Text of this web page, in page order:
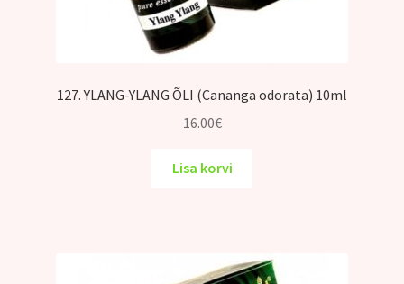
127. YLANG-YLANG ÕLI (Cananga odorata) 10ml
16.00€
Lisa korvi